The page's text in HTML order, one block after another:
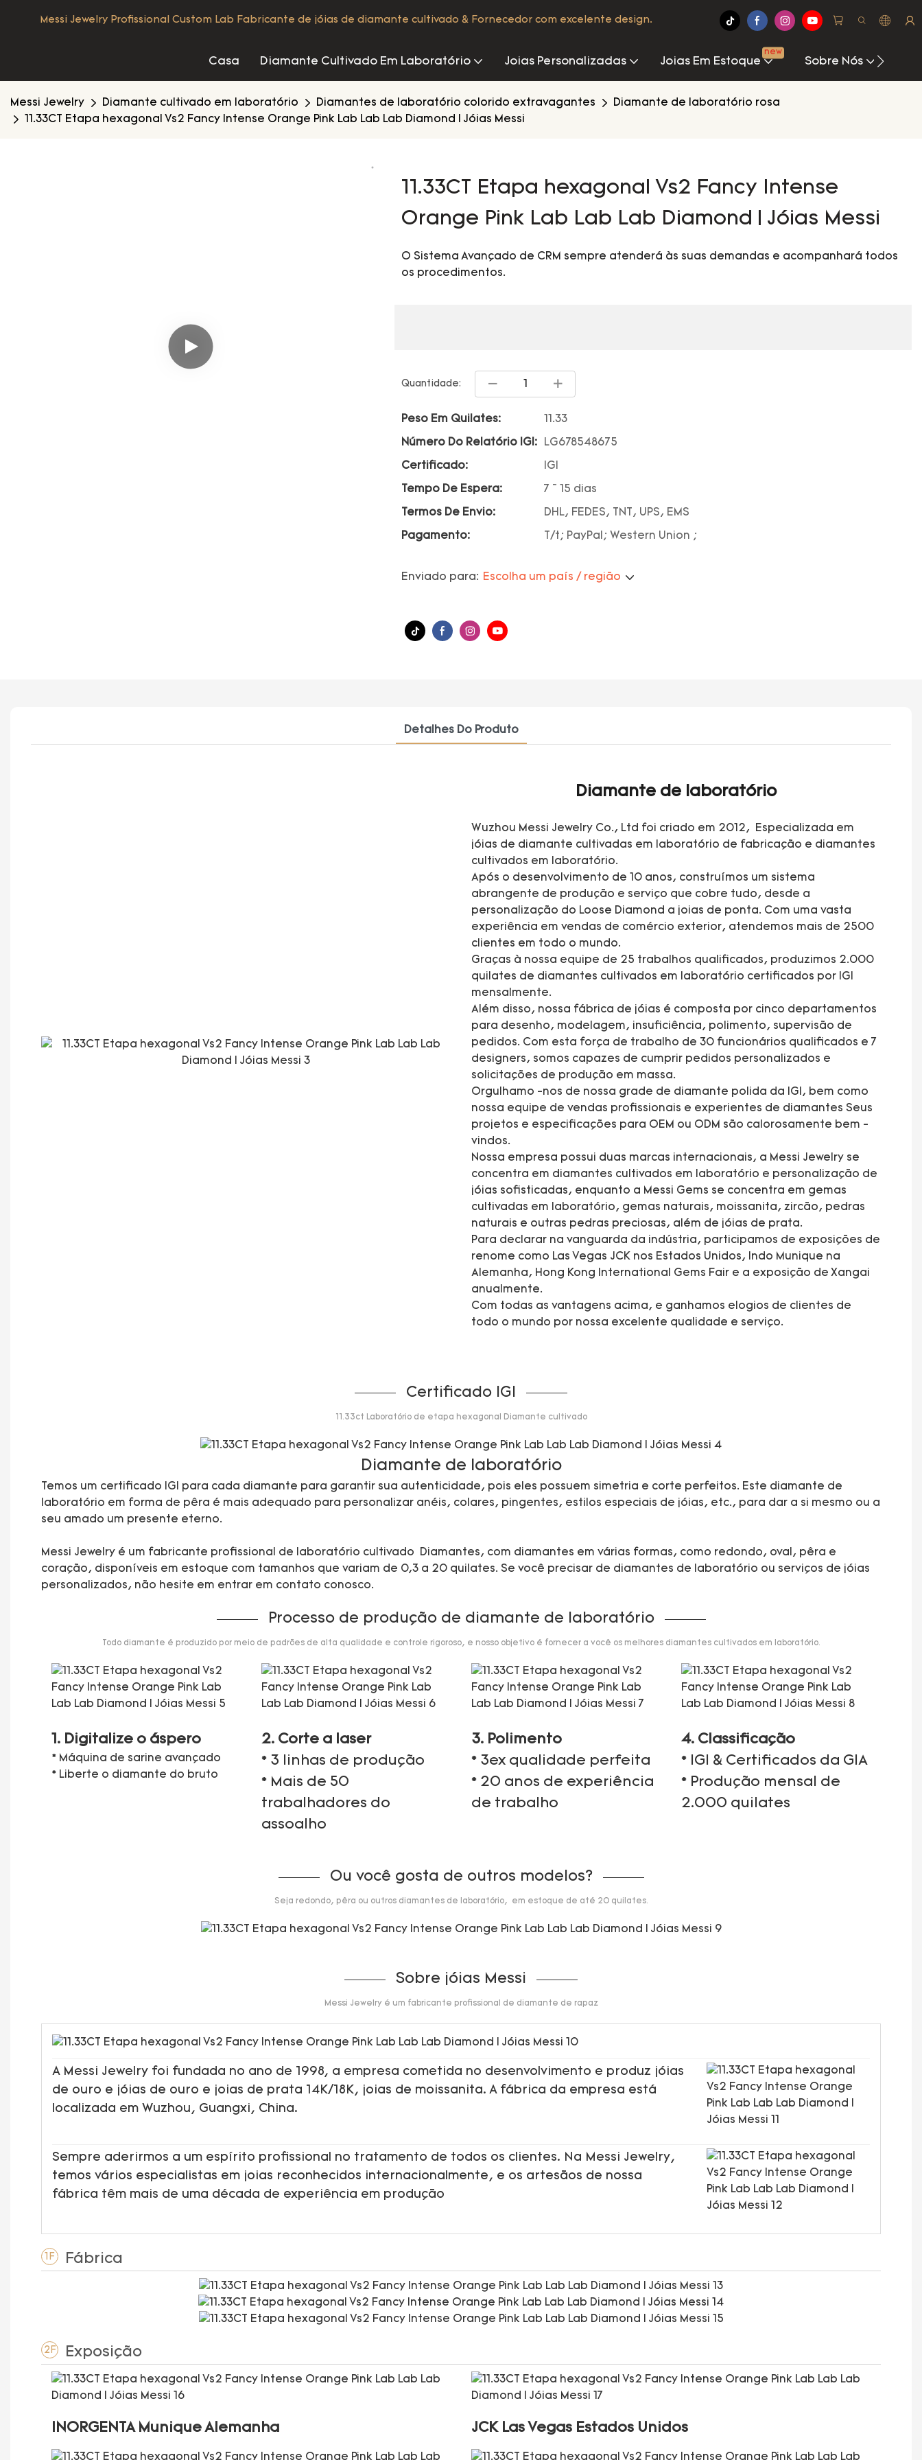
Messi Jewelry Profissional Custom Lab Fabricante de jóias de diamante cultivado & Fornecedor com excelente design.
Casa Diamante Cultivado Em Laboratório Joias Personalizadas Joias Em Estoque
new
Sobre Nós
Messi Jewelry Diamante cultivado em laboratório Diamantes de laboratório colorido extravagantes
Diamante de laboratório rosa
11.33CT Etapa hexagonal Vs2 Fancy Intense Orange Pink Lab Lab Lab Diamond | Jóias Messi
11.33CT Etapa hexagonal Vs2 Fancy Intense
Orange Pink Lab Lab Lab Diamond | Jóias Messi
O Sistema Avançado de CRM sempre atenderá às suas demandas e acompanhará todos
os procedimentos.
Quantidade:
Peso Em Quilates: 11.33
Número Do Relatório IGI: LG678548675
Certificado: IGI
Tempo De Espera: 7 ~ 15 dias
Termos De Envio: DHL, FEDES, TNT, UPS, EMS
Pagamento: T/t; PayPal; Western Union ;
Enviado para: Escolha um país / região
Detalhes Do Produto
Diamante de laboratório
Wuzhou Messi Jewelry Co., Ltd foi criado em 2012, Especializada em
jóias de diamante cultivadas em laboratório de fabricação e diamantes
cultivados em laboratório.
Após o desenvolvimento de 10 anos, construímos um sistema
abrangente de produção e serviço que cobre tudo, desde a
personalização do Loose Diamond a joias de ponta. Com uma vasta
experiência em vendas de comércio exterior, atendemos mais de 2500
clientes em todo o mundo.
Graças à nossa equipe de 25 trabalhos qualificados, produzimos 2.000
quilates de diamantes cultivados em laboratório certificados por IGI
mensalmente.
Além disso, nossa fábrica de jóias é composta por cinco departamentos
para desenho, modelagem, insuficiência, polimento, supervisão de
pedidos. Com esta força de trabalho de 30 funcionários qualificados e 7
designers, somos capazes de cumprir pedidos personalizados e
solicitações de produção em massa.
Orgulhamo -nos de nossa grade de diamante polida da IGI, bem como
nossa equipe de vendas profissionais e experientes de diamantes Seus
projetos e especificações para OEM ou ODM são calorosamente bem -
vindos.
Nossa empresa possui duas marcas internacionais, a Messi Jewelry se
concentra em diamantes cultivados em laboratório e personalização de
jóias sofisticadas, enquanto a Messi Gems se concentra em gemas
cultivadas em laboratório, gemas naturais, moissanita, zircão, pedras
naturais e outras pedras preciosas, além de jóias de prata.
Para declarar na vanguarda da indústria, participamos de exposições de
renome como Las Vegas JCK nos Estados Unidos, Indo Munique na
Alemanha, Hong Kong International Gems Fair e a exposição de Xangai
anualmente.
Com todas as vantagens acima, e ganhamos elogios de clientes de
todo o mundo por nossa excelente qualidade e serviço.
Certificado IGI
11.33ct Laboratório de etapa hexagonal Diamante cultivado
Diamante de laboratório
Temos um certificado IGI para cada diamante para garantir sua autenticidade, pois eles possuem simetria e corte perfeitos. Este diamante de
laboratório em forma de pêra é mais adequado para personalizar anéis, colares, pingentes, estilos especiais de jóias, etc., para dar a si mesmo ou a
seu amado um presente eterno.
Messi Jewelry é um fabricante profissional de laboratório cultivado Diamantes, com diamantes em várias formas, como redondo, oval, pêra e
coração, disponíveis em estoque com tamanhos que variam de 0,3 a 20 quilates. Se você precisar de diamantes de laboratório ou serviços de jóias
personalizados, não hesite em entrar em contato conosco.
Processo de produção de diamante de laboratório
Todo diamante é produzido por meio de padrões de alta qualidade e controle rigoroso, e nosso objetivo é fornecer a você os melhores diamantes cultivados em laboratório.
1. Digitalize o áspero
* Máquina de sarine avançado
* Liberte o diamante do bruto
2. Corte a laser
* 3 linhas de produção
* Mais de 50
trabalhadores do
assoalho
3. Polimento
* 3ex qualidade perfeita
* 20 anos de experiência
de trabalho
4. Classificação
* IGI & Certificados da GIA
* Produção mensal de
2.000 quilates
Ou você gosta de outros modelos?
Seja redondo, pêra ou outros diamantes de laboratório, em estoque de até 20 quilates.
Sobre jóias Messi
Messi Jewelry é um fabricante profissional de diamante de rapaz
A Messi Jewelry foi fundada no ano de 1998, a empresa cometida no desenvolvimento e produz jóias
de ouro e jóias de ouro e joias de prata 14K/18K, joias de moissanita. A fábrica da empresa está
localizada em Wuzhou, Guangxi, China.
Sempre aderirmos a um espírito profissional no tratamento de todos os clientes. Na Messi Jewelry,
temos vários especialistas em joias reconhecidos internacionalmente, e os artesãos de nossa
fábrica têm mais de uma década de experiência em produção
1F Fábrica
2F Exposição
INORGENTA Munique Alemanha JCK Las Vegas Estados Unidos